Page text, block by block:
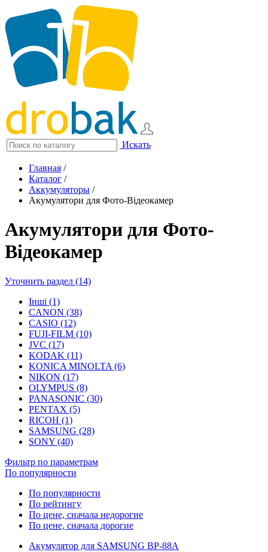
Искать
Главная /
Каталог /
Аккумуляторы /
Акумулятори для Фото-Відеокамер
Акумулятори для Фото-
Відеокамер
Уточнить раздел (14)
Інші (1)
CANON (38)
CASIO (12)
FUJI-FILM (10)
JVC (17)
KODAK (11)
KONICA MINOLTA (6)
NIKON (17)
OLYMPUS (8)
PANASONIC (30)
PENTAX (5)
RICOH (1)
SAMSUNG (28)
SONY (40)
Фильтр по параметрам
По популярности
По популярности
По рейтингу
По цене, сначала недорогие
По цене, сначала дорогие
Акумулятор для SAMSUNG BP-88A